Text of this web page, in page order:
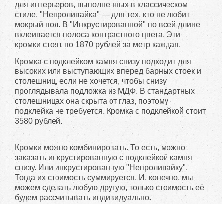
для интерьеров, выполненных в классическом
стиле. "Непроливайка" — для тех, кто не любит
мокрый пол. В "Инкрустированной" по всей длине
вклеивается полоса контрастного цвета. Эти
кромки стоят по 1870 рублей за метр каждая.
Кромка с подклейком камня снизу подходит для
высоких или выступающих вперед барных стоек и
столешниц, если не хочется, чтобы снизу
проглядывала подложка из МДФ. В стандартных
столешницах она скрыта от глаз, поэтому
подклейка не требуется. Кромка с подклейкой стоит
3580 рублей.
Кромки можно комбинировать. То есть, можно
заказать инкрустированную с подклейкой камня
снизу. Или инкрустированную "Непроливайку".
Тогда их стоимость суммируется. И, конечно, мы
можем сделать любую другую, только стоимость её
будем рассчитывать индивидуально.